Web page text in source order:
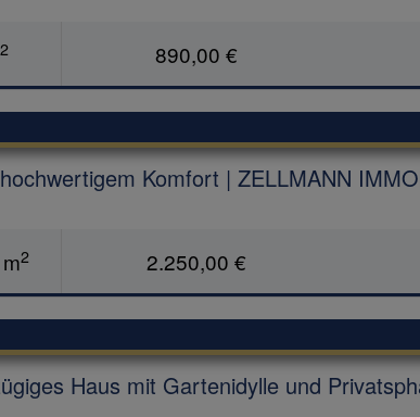
2 890,00 €
Komfort | ZELLMANN
2 2.250,00 €
Haus mit Gartenidylle und